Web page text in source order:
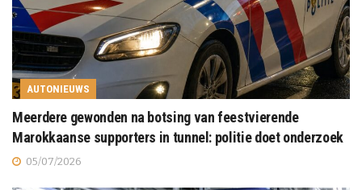
AUTONIEUWS
Meerdere gewonden na botsing van feestvierende
Marokkaanse supporters in tunnel: politie doet onderzoek
05/07/2026